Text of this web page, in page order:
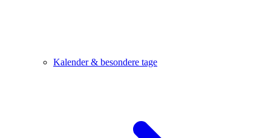
Kalender & besondere tage